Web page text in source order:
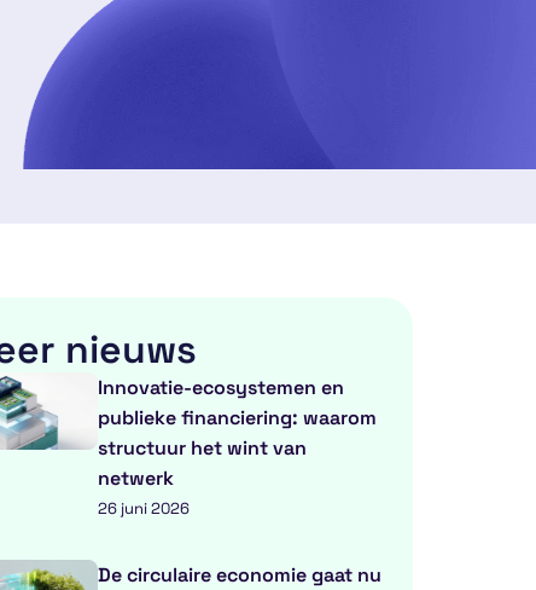
nieuws
Innovatie-ecosystemen en
publieke financiering: waarom
structuur het wint van
netwerk
26 juni 2026
De circulaire economie gaat nu